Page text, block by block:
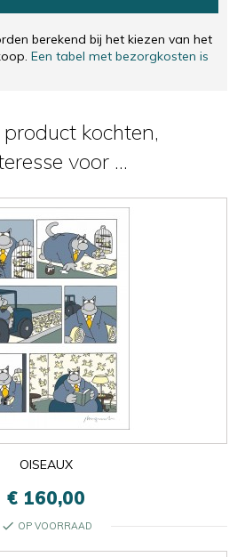
berekend bij het kiezen van het
Een tabel met bezorgkosten is
kochten,
voor ...
OISEAUX
€ 160,00
check OP VOORRAAD